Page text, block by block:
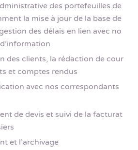
des portefeuilles de
la mise à jour de la base de
des délais en lien avec no
des clients, la rédaction de cour
et comptes rendus
avec nos correspondants
de devis et suivi de la facturat
et l’archivage